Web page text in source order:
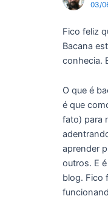
03/
Fico feliz
Bacana
conhecia.
O que é
é que
fato) para
aprender
outros. E
blog. Fico